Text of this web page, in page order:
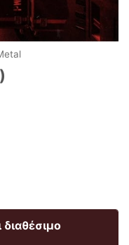
διαθέσιμο